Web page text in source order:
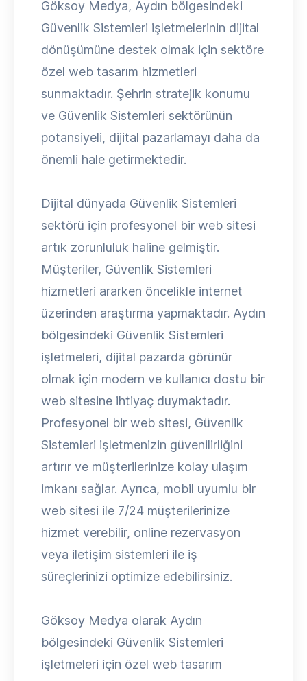
Göksoy Medya, Aydın bölgesindeki
Güvenlik Sistemleri işletmelerinin dijital
dönüşümüne destek olmak için sektöre
özel web tasarım hizmetleri
sunmaktadır. Şehrin stratejik konumu
ve Güvenlik Sistemleri sektörünün
potansiyeli, dijital pazarlamayı daha da
önemli hale getirmektedir.
Dijital dünyada Güvenlik Sistemleri
sektörü için profesyonel bir web sitesi
artık zorunluluk haline gelmiştir.
Müşteriler, Güvenlik Sistemleri
hizmetleri ararken öncelikle internet
üzerinden araştırma yapmaktadır. Aydın
bölgesindeki Güvenlik Sistemleri
işletmeleri, dijital pazarda görünür
olmak için modern ve kullanıcı dostu bir
web sitesine ihtiyaç duymaktadır.
Profesyonel bir web sitesi, Güvenlik
Sistemleri işletmenizin güvenilirliğini
artırır ve müşterilerinize kolay ulaşım
imkanı sağlar. Ayrıca, mobil uyumlu bir
web sitesi ile 7/24 müşterilerinize
hizmet verebilir, online rezervasyon
veya iletişim sistemleri ile iş
süreçlerinizi optimize edebilirsiniz.
Göksoy Medya olarak Aydın
bölgesindeki Güvenlik Sistemleri
işletmeleri için özel web tasarım